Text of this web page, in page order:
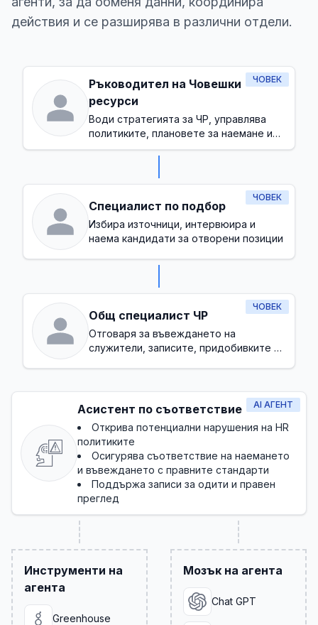
действия и се разширява в различни отдели.
ЧОВЕК
Ръководител на Човешки
ресурси
Води стратегията за ЧР, управлява
политиките, плановете за наемане и
осигурява здравословна работна
ЧОВЕК
Специалист по подбор
Избира източници, интервюира и
наема кандидати за отворени позиции
ЧОВЕК
Общ специалист ЧР
Отговаря за въвеждането на
служители, записите, придобивките и
AI АГЕНТ
Асистент по съответствие
Открива потенциални нарушения на HR
политиките
Осигурява съответствие на наемането
и въвеждането с правните стандарти
Поддържа записи за одити и правен
преглед
Инструменти на
агента
Greenhouse
Мозък на агента
Chat GPT